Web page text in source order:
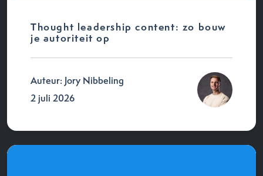
Thought leadership content: zo bouw
je autoriteit op
Auteur: Jory Nibbeling
2 juli 2026